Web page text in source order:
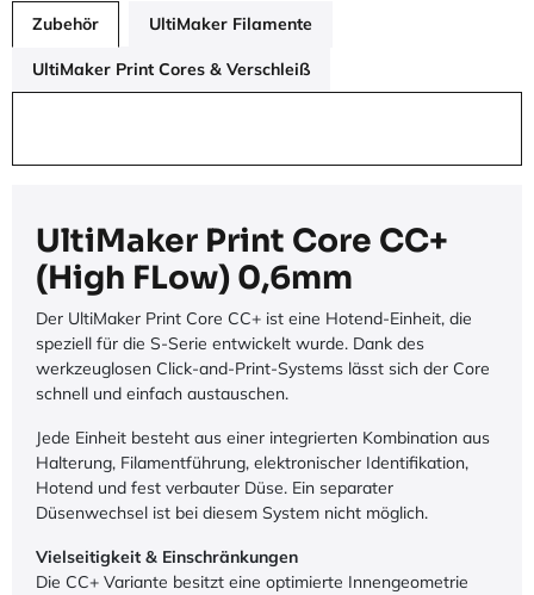
Zubehör UltiMaker Filamente
UltiMaker Print Cores & Verschleiß
UltiMaker Print Core CC+
(High FLow) 0,6mm
Der UltiMaker Print Core CC+ ist eine Hotend-Einheit, die
speziell für die S-Serie entwickelt wurde. Dank des
werkzeuglosen Click-and-Print-Systems lässt sich der Core
schnell und einfach austauschen.
Jede Einheit besteht aus einer integrierten Kombination aus
Halterung, Filamentführung, elektronischer Identifikation,
Hotend und fest verbauter Düse. Ein separater
Düsenwechsel ist bei diesem System nicht möglich.
Vielseitigkeit & Einschränkungen
Die CC+ Variante besitzt eine optimierte Innengeometrie